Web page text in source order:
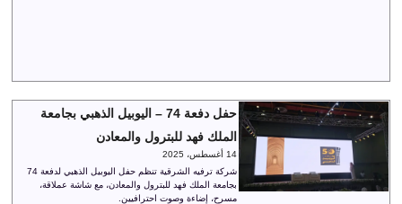
حفل دفعة 74 – اليوبيل الذهبي بجامعة
الملك فهد للبترول والمعادن
14 أغسطس، 2025
شركة ترفيه الشرقية تنظم حفل اليوبيل الذهبي لدفعة 74
بجامعة الملك فهد للبترول والمعادن، مع شاشة عملاقة،
مسرح، إضاءة وصوت احترافيين.